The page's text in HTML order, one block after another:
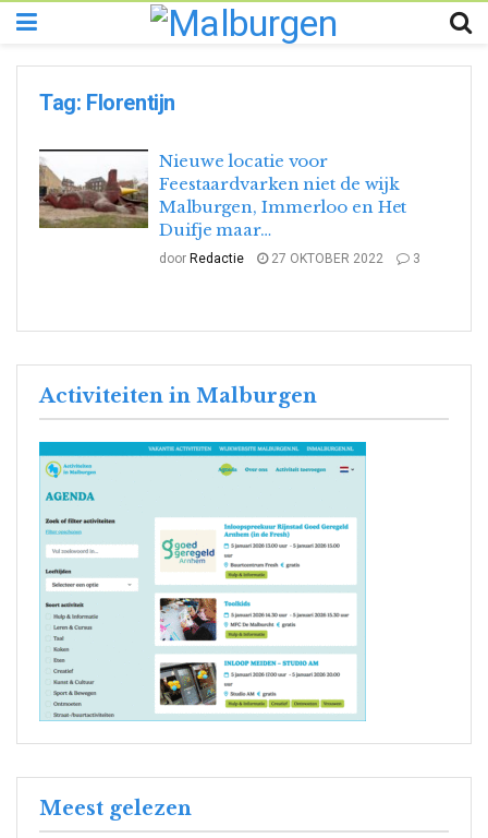
Tag: Florentijn
Nieuwe locatie voor
Feestaardvarken niet de wijk
Malburgen, Immerloo en Het
Duifje maar…
door Redactie 27 OKTOBER 2022 3
Activiteiten in Malburgen
Meest gelezen